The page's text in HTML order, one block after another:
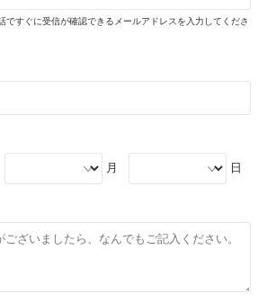
ですぐに受信が確認できるメールアドレスを入力してくださ
月 日